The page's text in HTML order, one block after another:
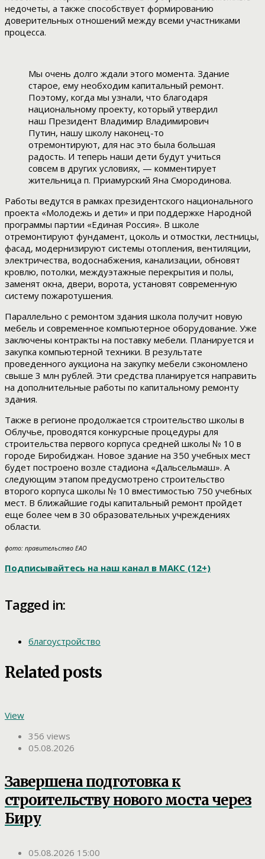
недочеты, а также способствует формированию
доверительных отношений между всеми участниками
процесса.
Мы очень долго ждали этого момента. Здание
старое, ему необходим капитальный ремонт.
Поэтому, когда мы узнали, что благодаря
национальному проекту, который утвердил
наш Президент Владимир Владимирович
Путин, нашу школу наконец-то
отремонтируют, для нас это была большая
радость. И теперь наши дети будут учиться
совсем в других условиях, — комментирует
жительница п. Приамурский Яна Смородинова.
Работы ведутся в рамках президентского национального
проекта «Молодежь и дети» и при поддержке Народной
программы партии «Единая Россия». В школе
отремонтируют фундамент, цоколь и отмостки, лестницы,
фасад, модернизируют системы отопления, вентиляции,
электричества, водоснабжения, канализации, обновят
кровлю, потолки, междуэтажные перекрытия и полы,
заменят окна, двери, ворота, установят современную
систему пожаротушения.
Параллельно с ремонтом здания школа получит новую
мебель и современное компьютерное оборудование. Уже
заключены контракты на поставку мебели. Планируется и
закупка компьютерной техники. В результате
проведенного аукциона на закупку мебели сэкономлено
свыше 3 млн рублей. Эти средства планируется направить
на дополнительные работы по капитальному ремонту
здания.
Также в регионе продолжается строительство школы в
Облучье, проводятся конкурсные процедуры для
строительства первого корпуса средней школы № 10 в
городе Биробиджан. Новое здание на 350 учебных мест
будет построено возле стадиона «Дальсельмаш». А
следующим этапом предусмотрено строительство
второго корпуса школы № 10 вместимостью 750 учебных
мест. В ближайшие годы капитальный ремонт пройдет
еще более чем в 30 образовательных учреждениях
области.
фото: правительство ЕАО
Подписывайтесь на наш канал в МАКС (12+)
Tagged in:
благоустройство
Related posts
View
356 views
05.08.2026
Завершена подготовка к
строительству нового моста через
Биру
05.08.2026 15:00